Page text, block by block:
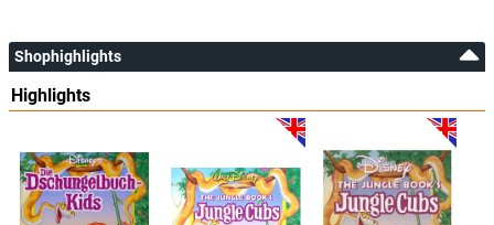
Shophighlights
Highlights